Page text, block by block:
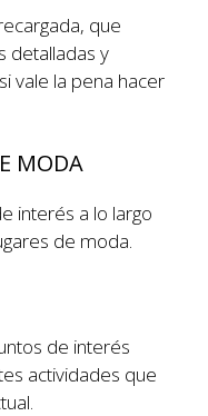
que
detalladas y
vale la pena hacer
MODA
interés a lo largo
de moda.
de interés
actividades que